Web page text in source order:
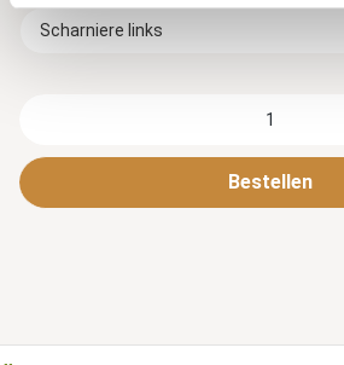
Scharniere links
Bestellen